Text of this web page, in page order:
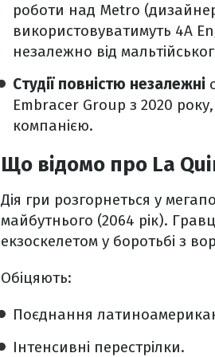
роботи над Metro
використовуватимуть 4A
незалежно від
Студії повністю незалежні
Embracer Group з 2020
компанією.
Що відомо про La
Дія гри розгорнеться у
майбутнього (2064 рік).
екзоскелетом у боротьбі з
Обіцяють:
Поєднання
Інтенсивні перестрілки.